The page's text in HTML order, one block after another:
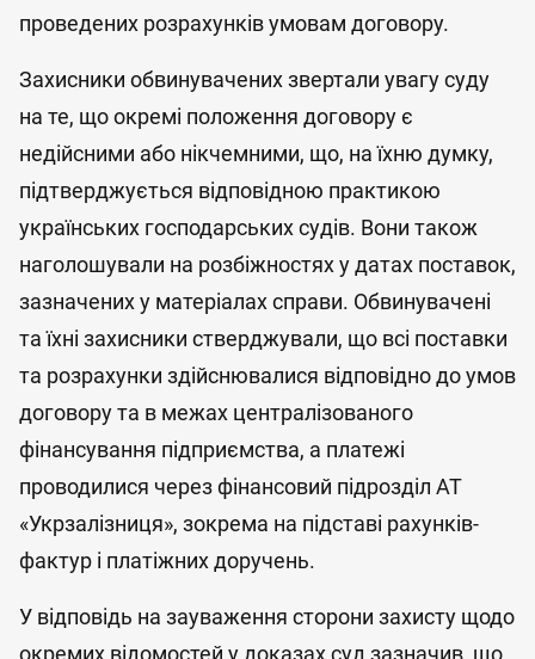
проведених розрахунків умовам договору.
Захисники обвинувачених звертали увагу суду
на те, що окремі положення договору є
недійсними або нікчемними, що, на їхню думку,
підтверджується відповідною практикою
українських господарських судів. Вони також
наголошували на розбіжностях у датах поставок,
зазначених у матеріалах справи. Обвинувачені
та їхні захисники стверджували, що всі поставки
та розрахунки здійснювалися відповідно до умов
договору та в межах централізованого
фінансування підприємства, а платежі
проводилися через фінансовий підрозділ АТ
«Укрзалізниця», зокрема на підставі рахунків-
фактур і платіжних доручень.
У відповідь на зауваження сторони захисту щодо
окремих відомостей у доказах суд зазначив, що